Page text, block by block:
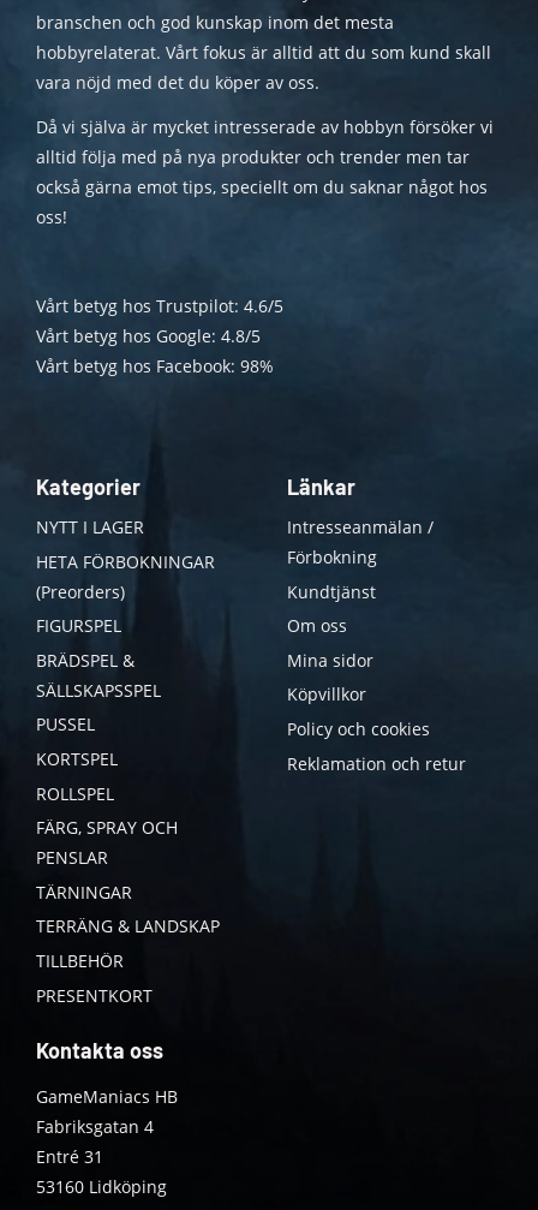
branschen och god kunskap inom det mesta
hobbyrelaterat. Vårt fokus är alltid att du som kund skall
vara nöjd med det du köper av oss.
Då vi själva är mycket intresserade av hobbyn försöker vi
alltid följa med på nya produkter och trender men tar
också gärna emot tips, speciellt om du saknar något hos
oss!
Vårt betyg hos Trustpilot: 4.6/5
Vårt betyg hos Google: 4.8/5
Vårt betyg hos Facebook: 98%
Kategorier
NYTT I LAGER
HETA FÖRBOKNINGAR
(Preorders)
FIGURSPEL
BRÄDSPEL &
SÄLLSKAPSSPEL
PUSSEL
KORTSPEL
ROLLSPEL
FÄRG, SPRAY OCH
PENSLAR
TÄRNINGAR
TERRÄNG & LANDSKAP
TILLBEHÖR
PRESENTKORT
Länkar
Intresseanmälan /
Förbokning
Kundtjänst
Om oss
Mina sidor
Köpvillkor
Policy och cookies
Reklamation och retur
Kontakta oss
GameManiacs HB
Fabriksgatan 4
Entré 31
53160 Lidköping